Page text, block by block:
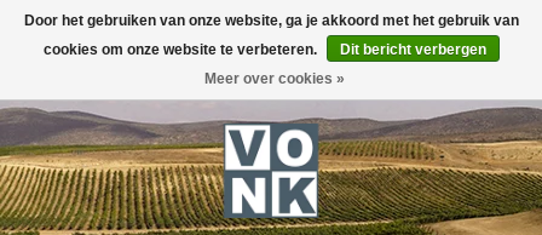
Toggle
navigation
Door het gebruiken van onze website, ga je akkoord met het gebruik van
cookies om onze website te verbeteren.
Dit bericht verbergen
Meer over cookies »